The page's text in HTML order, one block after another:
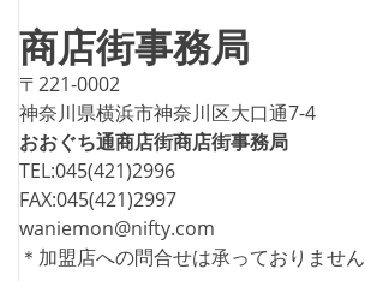
商店街事務局
〒221-0002
神奈川県横浜市神奈川区大口通7-4
おおぐち通商店街商店街事務局
TEL:045(421)2996
FAX:045(421)2997
waniemon@nifty.com
＊加盟店への問合せは承っておりません